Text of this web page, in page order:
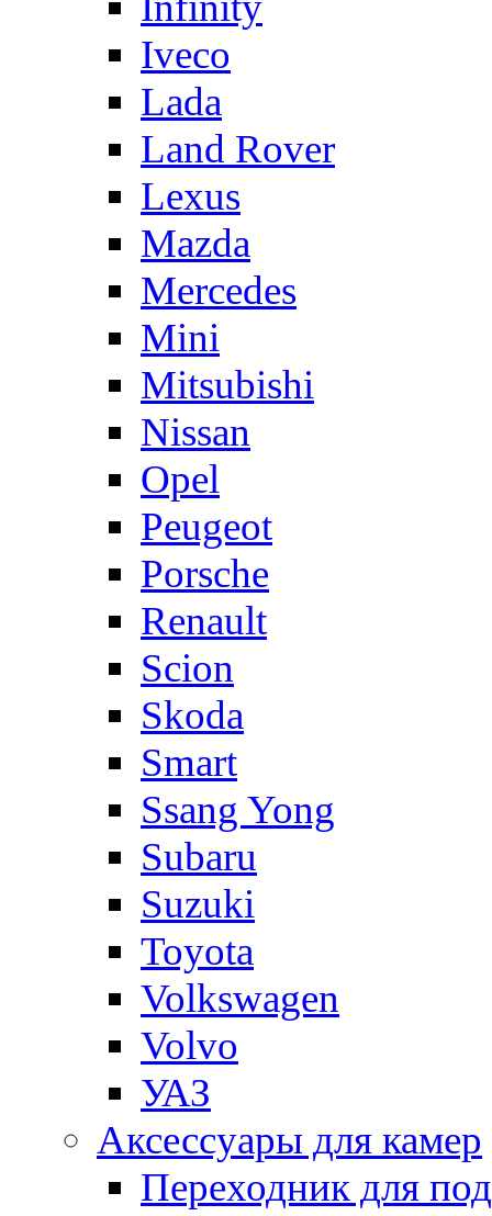
Iveco
Lada
Land Rover
Lexus
Mazda
Mercedes
Mini
Mitsubishi
Nissan
Opel
Peugeot
Porsche
Renault
Scion
Skoda
Smart
Ssang Yong
Subaru
Suzuki
Toyota
Volkswagen
Volvo
УАЗ
Аксессуары для камер
Переходник для